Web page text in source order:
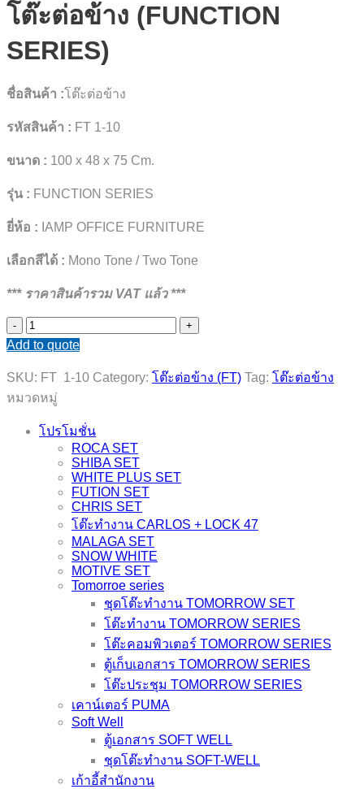
โต๊ะต่อข้าง (FUNCTION
SERIES)
ชื่อสินค้า :โต๊ะต่อข้าง
รหัสสินค้า : FT 1-10
ขนาด : 100 x 48 x 75 Cm.
รุ่น : FUNCTION SERIES
ยี่ห้อ : IAMP OFFICE FURNITURE
เลือกสีได้ : Mono Tone / Two Tone
*** ราคาสินค้ารวม VAT แล้ว ***
โต๊ะ
ต่อ
(FUNCTION
SERIES)
Add to quote
SKU: FT 1-10 Category: โต๊ะต่อข้าง (FT) Tag: โต๊ะต่อข้าง
หมวดหมู่
โปรโมชั่น
ROCA SET
SHIBA SET
WHITE PLUS SET
FUTION SET
CHRIS SET
โต๊ะทำงาน CARLOS + LOCK 47
MALAGA SET
SNOW WHITE
MOTIVE SET
Tomorroe series
ชุดโต๊ะทำงาน TOMORROW SET
โต๊ะทำงาน TOMORROW SERIES
โต๊ะคอมพิวเตอร์ TOMORROW SERIES
ตู้เก็บเอกสาร TOMORROW SERIES
โต๊ะประชุม TOMORROW SERIES
เคาน์เตอร์ PUMA
Soft Well
ตู้เอกสาร SOFT WELL
ชุดโต๊ะทำงาน SOFT-WELL
เก้าอี้สำนักงาน